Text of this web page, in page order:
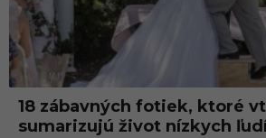
18 zábavných fotiek, ktoré
sumarizujú život nízkych